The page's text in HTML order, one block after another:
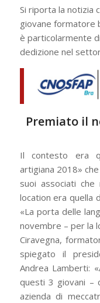
Si riporta la notizia
giovane formatore
è particolarmente
dedizione nel
Premiato il
Il contesto era
artigiana 2018»
suoi associati
location era quella
«La porta delle
novembre – per la
Ciravegna,
spiegato il
Andrea Lamberti:
questi 3 giovani –
azienda di